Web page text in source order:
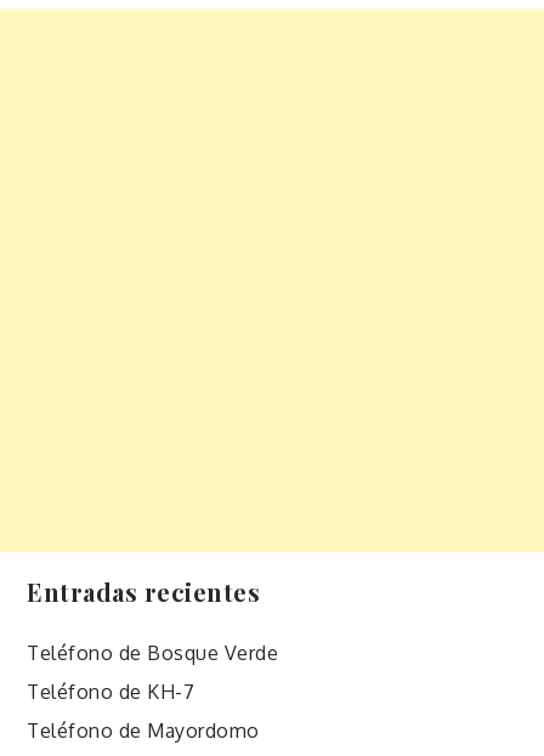
Entradas recientes
Teléfono de Bosque Verde
Teléfono de KH-7
Teléfono de Mayordomo